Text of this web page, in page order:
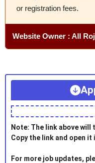
or registration fees.
Website Owner : All
Note: The link above
Copy the link and open it
For more job updates,